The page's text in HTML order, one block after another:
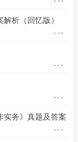
析（回忆版）
实务》真题及答案